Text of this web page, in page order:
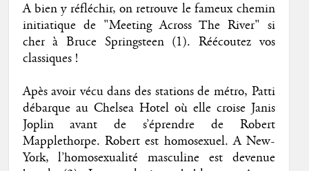
A bien y réfléchir, on retrouve le fameux chemin
initiatique de "Meeting Across The River" si
cher à Bruce Springsteen (1). Réécoutez vos
classiques !
Apès avoir vécu dans des stations de métro, Patti
débarque au Chelsea Hotel où elle croise Janis
Joplin avant de s’éprendre de Robert
Mapplethorpe. Robert est homosexuel. A New-
York, l’homosexualité masculine est devenue